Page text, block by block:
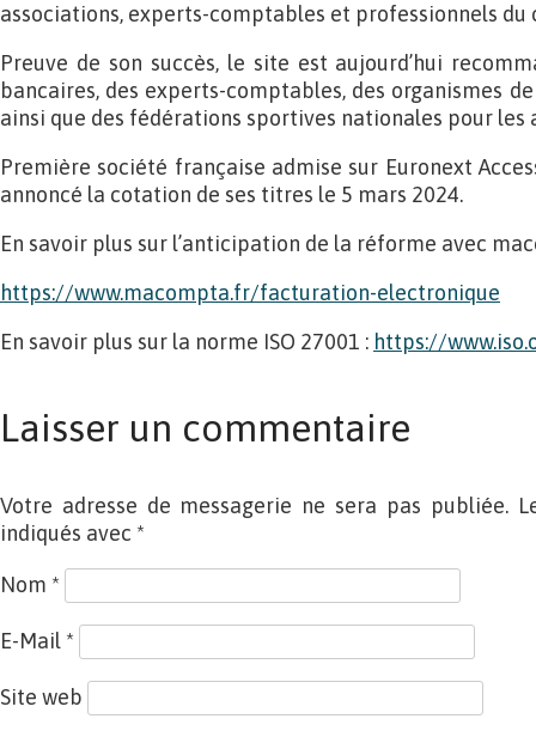
associations, experts-comptables et professionnels du
Preuve de son succès, le site est aujourd’hui
bancaires, des experts-comptables, des organismes
ainsi que des fédérations sportives nationales pour les
Première société française admise sur Euronext
annoncé la cotation de ses titres le 5 mars 2024.
En savoir plus sur l’anticipation de la réforme avec
https://www.macompta.fr/facturation-electronique
En savoir plus sur la norme ISO 27001 : https://
Laisser un commentaire
Votre adresse de messagerie ne sera pas publiée.
indiqués avec *
Nom *
E-Mail *
Site web